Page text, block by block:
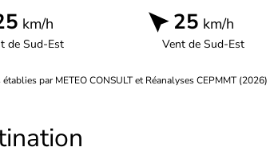
km/h
deSud-Est
25 km/h
Vent deSud-Est
établies par METEO CONSULT et Réanalyses CEPMMT (2026)